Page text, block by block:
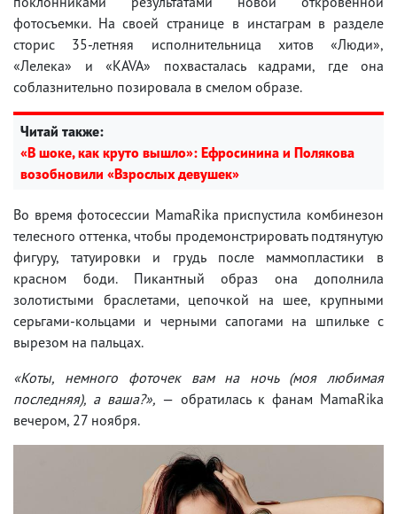
фотосъемки. На своей странице в инстаграм в разделе
сторис 35-летняя исполнительница хитов «Люди»,
«Лелека» и «KAVA» похвасталась кадрами, где она
соблазнительно позировала в смелом образе.
Читай также:
«В шоке, как круто вышло»: Ефросинина и Полякова
возобновили «Взрослых девушек»
Во время фотосессии MamaRika приспустила комбинезон
телесного оттенка, чтобы продемонстрировать подтянутую
фигуру, татуировки и грудь после маммопластики в
красном боди. Пикантный образ она дополнила
золотистыми браслетами, цепочкой на шее, крупными
серьгами-кольцами и черными сапогами на шпильке с
вырезом на пальцах.
«Коты, немного фоточек вам на ночь (моя любимая
последняя), а ваша?», — обратилась к фанам MamaRika
вечером, 27 ноября.